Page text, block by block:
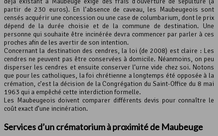
partir de 230 euros). En l’absence de caveau, les Maubeugeois sont
censés acquérir une concession ou une case de columbarium, dont le prix
dépend de la durée choisie et de la commune de destination. Une
personne qui souhaite être incinérée devra commencer par parler à ces
proches afin de les avertir de son intention.
Concernant la destination des cendres, la loi (de 2008) est claire : Les
cendres ne peuvent pas être conservées à domicile. Néanmoins, on peu
disperser les cendres et ensuite conserver l’urne vide chez soi. Notons
que pour les catholiques, la foi chrétienne a longtemps été opposée à la
crémation, c’est la décision de la Congrégation du Saint-Office du 8 mai
1963 qui a empêché cette interdiction formelle.
Les Maubeugeois doivent comparer différents devis pour connaître le
coût exact d’une incinération.
Services d’un crématorium à proximité de Maubeuge